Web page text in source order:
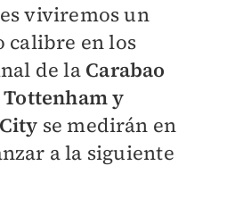
viviremos un
calibre en los
de la Carabao
Tottenham y
se medirán en
a la siguiente